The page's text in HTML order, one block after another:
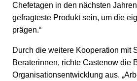
Chefetagen in den nächsten
gefragteste Produkt sein, um die
prägen.“
Durch die weitere Kooperation mit
Beraterinnen, richte Castenow die
Organisationsentwicklung aus.